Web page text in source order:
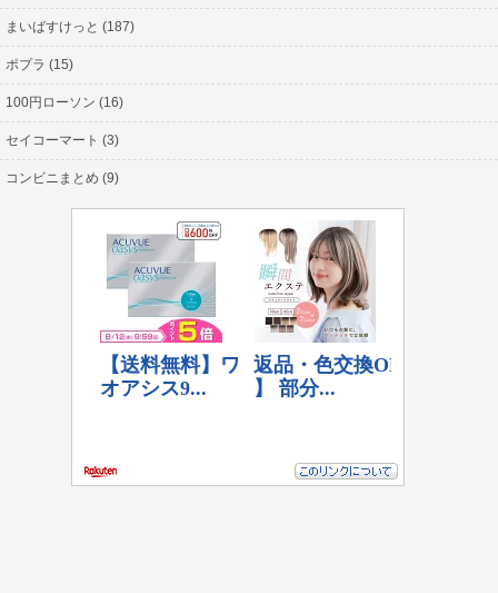
まいばすけっと (187)
ポプラ (15)
100円ローソン (16)
セイコーマート (3)
コンビニまとめ (9)